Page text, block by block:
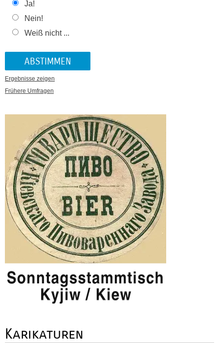
Ja!
Nein!
Weiß nicht ...
Ergebnisse zeigen
Frühere Umfragen
Karikaturen